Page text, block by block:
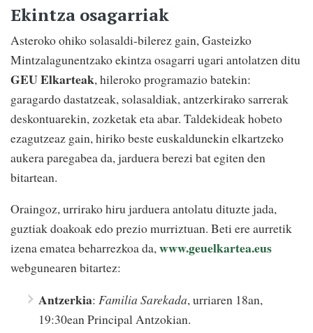
Ekintza osagarriak
Asteroko ohiko solasaldi-bilerez gain, Gasteizko
Mintzalagunentzako ekintza osagarri ugari antolatzen ditu
GEU Elkarteak, hileroko programazio batekin:
garagardo dastatzeak, solasaldiak, antzerkirako sarrerak
deskontuarekin, zozketak eta abar. Taldekideak hobeto
ezagutzeaz gain, hiriko beste euskaldunekin elkartzeko
aukera paregabea da, jarduera berezi bat egiten den
bitartean.
Oraingoz, urrirako hiru jarduera antolatu dituzte jada,
guztiak doakoak edo prezio murriztuan. Beti ere aurretik
izena ematea beharrezkoa da,www.geuelkartea.eus
webgunearen bitartez:
Antzerkia: Familia Sarekada, urriaren 18an,
19:30ean Principal Antzokian.